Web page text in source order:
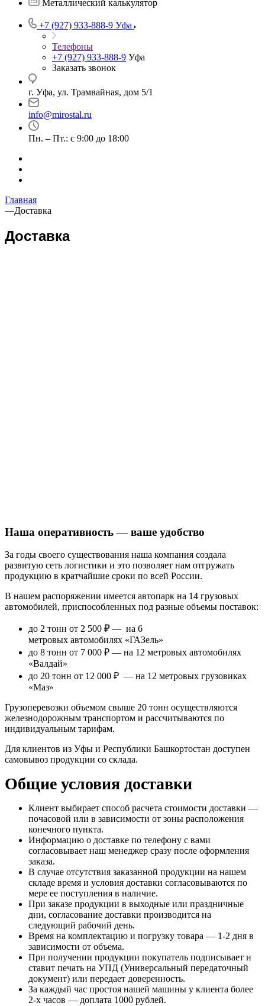
Металлический калькулятор
+7 (927) 933-888-9 Уфа
Телефоны
+7 (927) 933-888-9 Уфа
Заказать звонок
г. Уфа, ул. Трамвайная, дом 5/1
info@mirostal.ru
Пн. – Пт.: с 9:00 до 18:00
Главная
—Доставка
Доставка
Наша оперативность—ваше удобство
За годы своего существования наша компания создала
развитую сеть логистики и это позволяет нам отгружать
продукцию в кратчайшие сроки по всей России.
В нашем распоряжении имеется автопарк на 14 грузовых
автомобилей, приспособленных под разные объемы поставок:
до 2 тонн от 2 500 ₽ — на 6
метровых автомобилях «ГАЗель»
до 8 тонн от 7 000 ₽ — на 12 метровых автомобилях
«Валдай»
до 20 тонн от 12 000 ₽ — на 12 метровых грузовиках
«Маз»
Грузоперевозки объемом свыше 20 тонн осуществляются
железнодорожным транспортом и рассчитываются по
индивидуальным тарифам.
Для клиентов из Уфы и Республики Башкортостан доступен
самовывоз продукции со склада.
Общие условия доставки
Клиент выбирает способ расчета стоимости доставки —
почасовой или в зависимости от зоны расположения
конечного пункта.
Информацию о доставке по телефону с вами
согласовывает наш менеджер сразу после оформления
заказа.
В случае отсутствия заказанной продукции на нашем
складе время и условия доставки согласовываются по
мере ее поступления в наличие.
При заказе продукции в выходные или праздничные
дни, согласование доставки производится на
следующий рабочий день.
Время на комплектацию и погрузку товара — 1-2 дня в
зависимости от объема.
При получении продукции покупатель подписывает и
ставит печать на УПД (Универсальный передаточный
документ) или передает доверенность.
За каждый час простоя нашей машины у клиента более
2-х часов — доплата 1000 рублей.